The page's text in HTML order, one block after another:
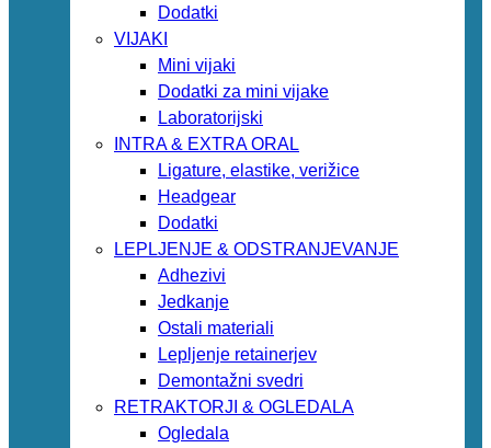
Dodatki
VIJAKI
Mini vijaki
Dodatki za mini vijake
Laboratorijski
INTRA & EXTRA ORAL
Ligature, elastike, verižice
Headgear
Dodatki
LEPLJENJE & ODSTRANJEVANJE
Adhezivi
Jedkanje
Ostali materiali
Lepljenje retainerjev
Demontažni svedri
RETRAKTORJI & OGLEDALA
Ogledala